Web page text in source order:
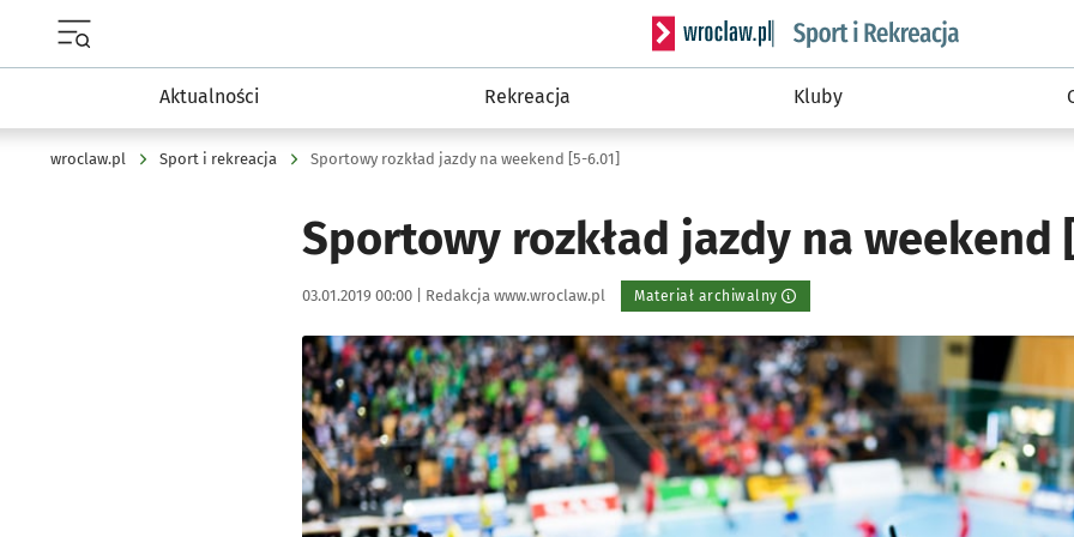
Serwis informacyjny wroclaw.pl podserwis: Sport
Aktualności Rekreacja Kluby
wroclaw.pl Sport i rekreacja Sportowy rozkład jazdy na weekend [5-6.01]
Sportowy rozkład jazdy na weekend
Data publikacji:
03.01.2019 00:00 | Autor:
Redakcja www.wroclaw.pl Materiał archiwalny
Kliknij, aby powiększyć